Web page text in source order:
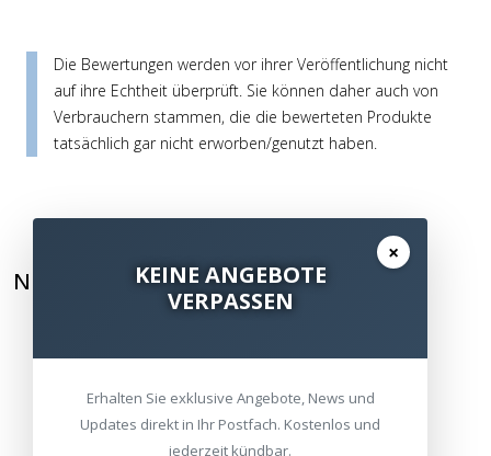
Die Bewertungen werden vor ihrer Veröffentlichung nicht
auf ihre Echtheit überprüft. Sie können daher auch von
Verbrauchern stammen, die die bewerteten Produkte
tatsächlich gar nicht erworben/genutzt haben.
NEWSLETTER ABONNIEREN
×
KEINE ANGEBOTE
VERPASSEN
Erhalten Sie exklusive Angebote, News und
Updates direkt in Ihr Postfach. Kostenlos und
jederzeit kündbar.